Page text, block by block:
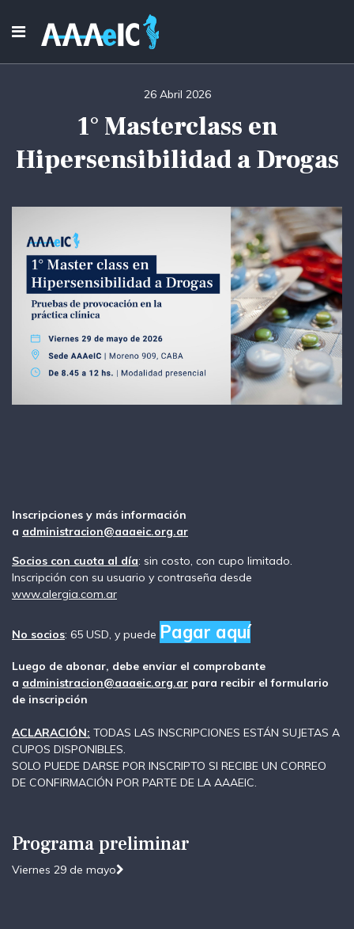
1° Masterclass en
Hipersensibilidad a Drogas
26 Abril 2026
Inscripciones y más información
a administracion@aaaeic.org.ar
Socios con cuota al día: sin costo, con cupo limitado.
Inscripción con su usuario y contraseña desde
www.alergia.com.ar
No socios: 65 USD, y puede Pagar aquí
Luego de abonar, debe enviar el comprobante
a administracion@aaaeic.org.ar para recibir el formulario
de inscripción
ACLARACIÓN: TODAS LAS INSCRIPCIONES ESTÁN SUJETAS A
CUPOS DISPONIBLES.
SOLO PUEDE DARSE POR INSCRIPTO SI RECIBE UN CORREO
DE CONFIRMACIÓN POR PARTE DE LA AAAEIC.
Programa preliminar
Viernes 29 de mayo